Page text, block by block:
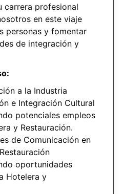
carrera profesional
en este viaje
personas y fomentar
de integración y
a la Industria
e Integración Cultural
potenciales empleos
y Restauración.
de Comunicación en
oportunidades
Hotelera y